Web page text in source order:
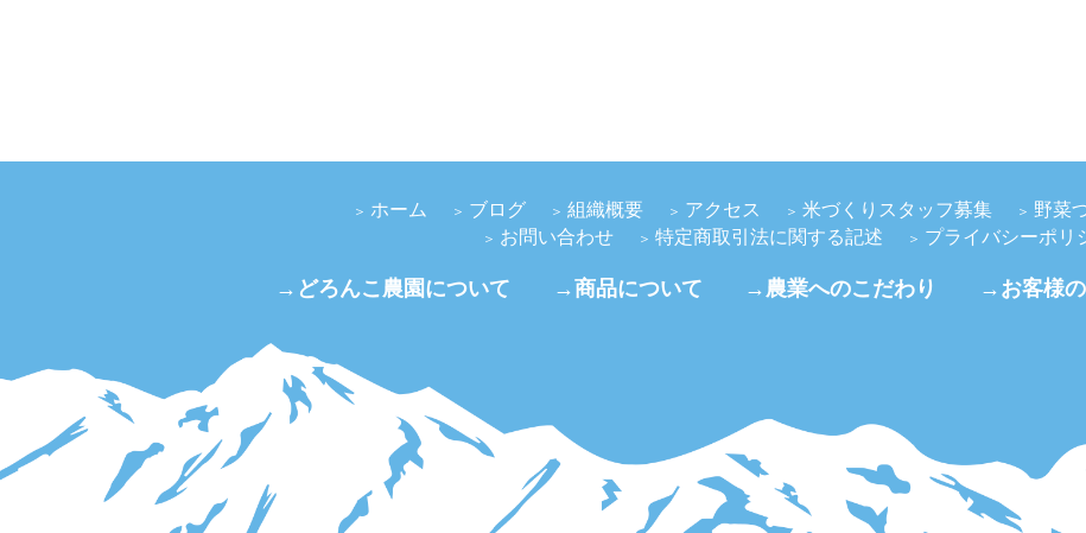
ホーム ブログ 組織概要 アクセス 米づくりスタッフ募集
野菜
お問い合わせ
特定商取引法に関する記述 プライバシーポリ
→どろんこ農園について →商品について →農業へのこだわり →お客様